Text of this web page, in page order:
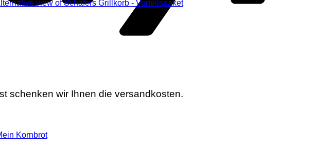
schenken wir Ihnen die versandkosten.